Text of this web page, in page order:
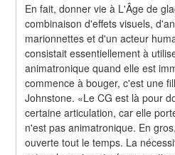
En fait, donner vie à L'Âge de
combinaison d'effets visuels,
marionnettes et d'un acteur
consistait essentiellement à
animatronique quand elle est
commence à bouger, c'est une
Johnstone. «Le CG est là pour
certaine articulation, car elle
n'est pas animatronique. En
ouverte tout le temps. La